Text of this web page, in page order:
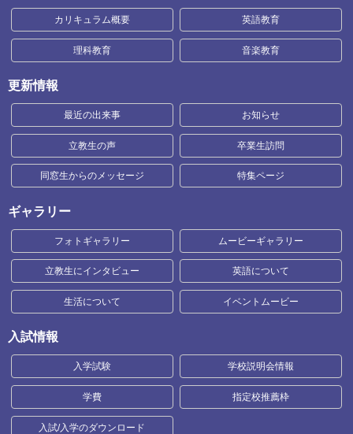
カリキュラム概要 英語教育
理科教育 音楽教育
更新情報
最近の出来事 お知らせ
立教生の声 卒業生訪問
同窓生からのメッセージ 特集ページ
ギャラリー
フォトギャラリー ムービーギャラリー
立教生にインタビュー 英語について
生活について イベントムービー
入試情報
入学試験 学校説明会情報
学費 指定校推薦枠
入試/入学のダウンロード